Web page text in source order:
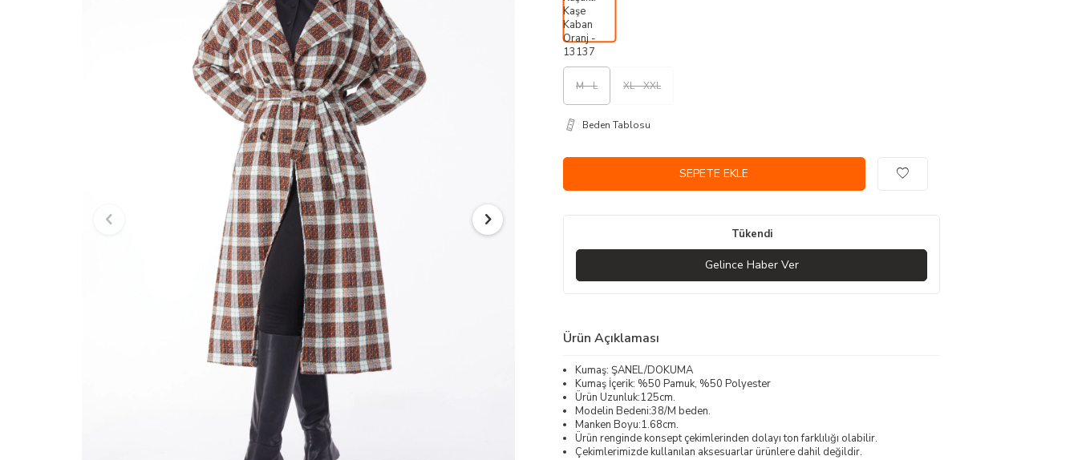
M - L XL - XXL
Beden Tablosu
SEPETE EKLE
Tükendi
Gelince Haber Ver
Ürün Açıklaması
Kumaş: ŞANEL/DOKUMA
Kumaş İçerik: %50 Pamuk, %50 Polyester
Ürün Uzunluk:125cm.
Modelin Bedeni:38/M beden.
Manken Boyu:1.68cm.
Ürün renginde konsept çekimlerinden dolayı ton farklılığı olabilir.
Çekimlerimizde kullanılan aksesuarlar ürünlere dahil değildir.